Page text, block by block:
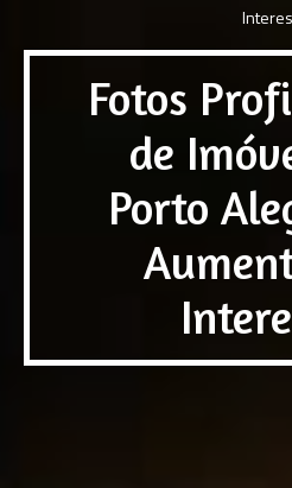
Fotos
de
Porto